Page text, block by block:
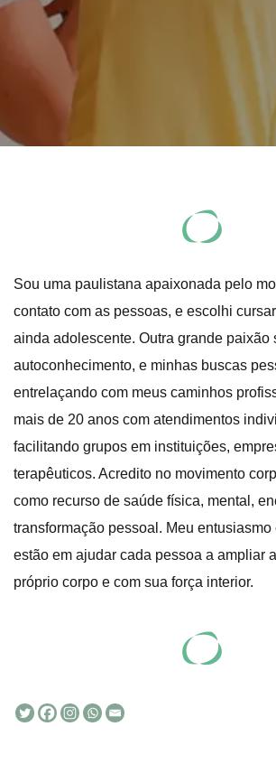
Sou uma paulistana apaixonada pelo
contato com as pessoas, e escolhi
ainda adolescente. Outra grande paixão
autoconhecimento, e minhas buscas
entrelaçando com meus caminhos
mais de 20 anos com atendimentos
facilitando grupos em instituições,
terapêuticos. Acredito no movimento
como recurso de saúde física, mental,
transformação pessoal. Meu
estão em ajudar cada pessoa a ampliar
próprio corpo e com sua força interior.